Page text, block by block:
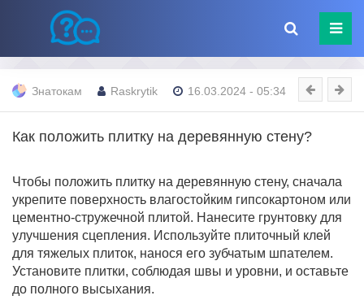
Знатокам Raskrytik 16.03.2024 - 05:34
Как положить плитку на деревянную стену?
Чтобы положить плитку на деревянную стену, сначала
укрепите поверхность влагостойким гипсокартоном или
цементно-стружечной плитой. Нанесите грунтовку для
улучшения сцепления. Используйте плиточный клей
для тяжелых плиток, нанося его зубчатым шпателем.
Установите плитки, соблюдая швы и уровни, и оставьте
до полного высыхания.